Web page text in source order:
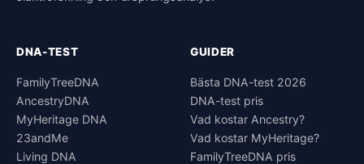
DNA-TEST
FamilyTreeDNA
AncestryDNA
MyHeritage DNA
23andMe
Living DNA
GUIDER
Bästa DNA-test 2026
DNA-test pris
Vad kostar Ancestry?
Vad kostar MyHeritage?
FamilyTreeDNA pris